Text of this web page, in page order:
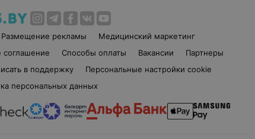
Размещение рекламы
Медицинский маркетинг
соглашение Способы оплаты Вакансии
Партнеры
в поддержку
Персональные настройки cookie
персональных данных